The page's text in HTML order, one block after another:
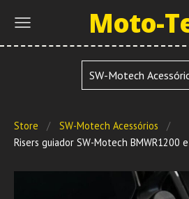
Moto-
SW-Motech
Store
SW-Motech Acessórios
Risers guiador SW-Motech BMWR1200